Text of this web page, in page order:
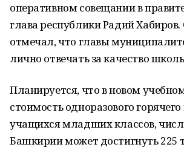
оперативном совещании в
глава республики Радий
отмечал, что главы
лично отвечать за качество
Планируется, что в новом
стоимость одноразового
учащихся младших классов,
Башкирии может достигнуть 225